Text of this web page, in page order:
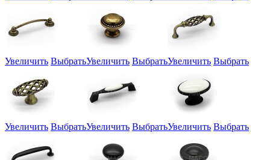
Увеличить ВыбратьУвеличить ВыбратьУвеличить Выбрать
Увеличить ВыбратьУвеличить ВыбратьУвеличить Выбрать